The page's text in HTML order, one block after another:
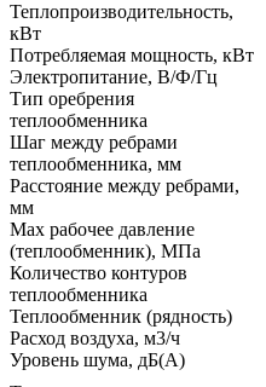
Теплопроизводительность,
кВт
Потребляемая мощность, кВт
Электропитание, В/Ф/Гц
Тип оребрения
теплообменника
Шаг между ребрами
теплообменника, мм
Расстояние между ребрами,
мм
Max рабочее давление
(теплообменник), МПа
Количество контуров
теплообменника
Теплообменник (рядность)
Расход воздуха, м3/ч
Уровень шума, дБ(А)